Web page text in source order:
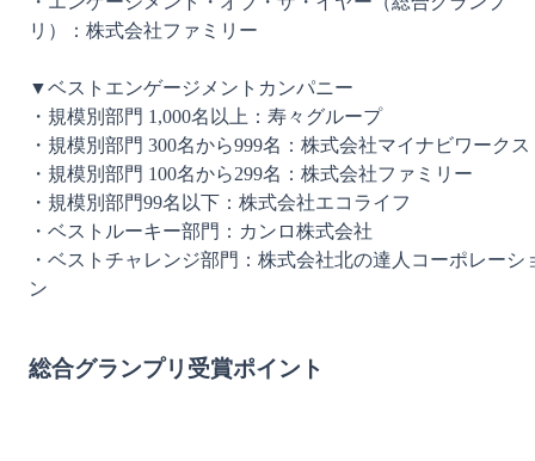
リ）：株式会社ファミリー
▼ベストエンゲージメントカンパニー
・規模別部門 1,000名以上：寿々グループ
・規模別部門 300名から999名：株式会社マイナビワークス
・規模別部門 100名から299名：株式会社ファミリー
・規模別部門99名以下：株式会社エコライフ
・ベストルーキー部門：カンロ株式会社
・ベストチャレンジ部門：株式会社北の達人コーポレーシ
ン
総合グランプリ受賞ポイント